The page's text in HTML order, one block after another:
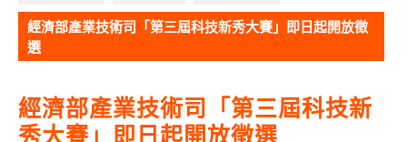
經濟部產業技術司「第三屆科技新秀大賽」即日起開放徵
選
經濟部產業技術司「第三屆科技新
秀大賽」即日起開放徵選